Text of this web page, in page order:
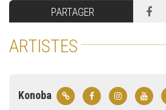
PARTAGER
ARTISTES
Konoba